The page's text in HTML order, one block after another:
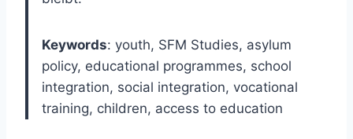
Keywords: youth, SFM Studies, asylum
policy, educational programmes, school
integration, social integration, vocational
training, children, access to education